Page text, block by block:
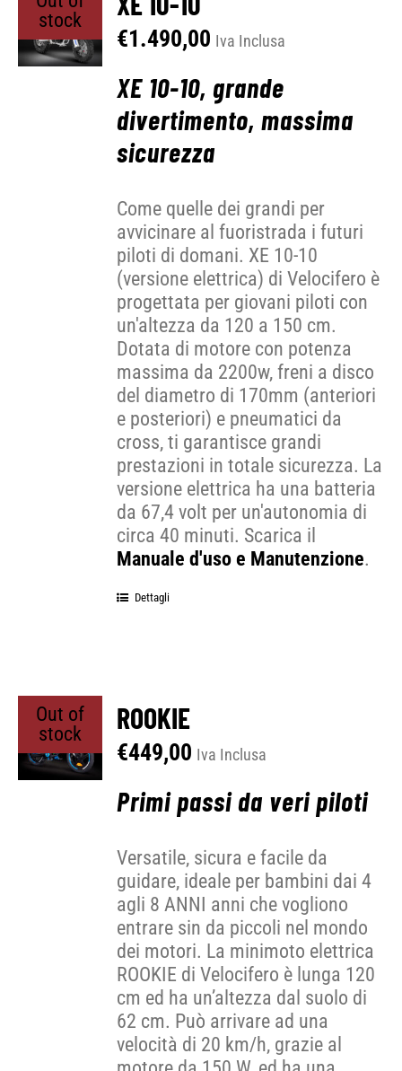
stock
€1.490,00 Iva Inclusa
XE 10-10, grande
divertimento, massima
sicurezza
Come quelle dei grandi per
avvicinare al fuoristrada i futuri
piloti di domani. XE 10-10
(versione elettrica) di Velocifero è
progettata per giovani piloti con
un'altezza da 120 a 150 cm.
Dotata di motore con potenza
massima da 2200w, freni a disco
del diametro di 170mm (anteriori
e posteriori) e pneumatici da
cross, ti garantisce grandi
prestazioni in totale sicurezza. La
versione elettrica ha una batteria
da 67,4 volt per un'autonomia di
circa 40 minuti. Scarica il
Manuale d'uso e Manutenzione.
Dettagli
Out of
stock
ROOKIE
€449,00 Iva Inclusa
Primi passi da veri piloti
Versatile, sicura e facile da
guidare, ideale per bambini dai 4
agli 8 ANNI anni che vogliono
entrare sin da piccoli nel mondo
dei motori. La minimoto elettrica
ROOKIE di Velocifero è lunga 120
cm ed ha un’altezza dal suolo di
62 cm. Può arrivare ad una
velocità di 20 km/h, grazie al